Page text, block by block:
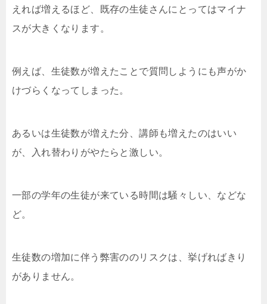
えれば増えるほど、既存の生徒さんにとってはマイナ
スが大きくなります。
例えば、生徒数が増えたことで質問しようにも声がか
けづらくなってしまった。
あるいは生徒数が増えた分、講師も増えたのはいい
が、入れ替わりがやたらと激しい。
一部の学年の生徒が来ている時間は騒々しい、などな
ど。
生徒数の増加に伴う弊害ののリスクは、挙げればきり
がありません。